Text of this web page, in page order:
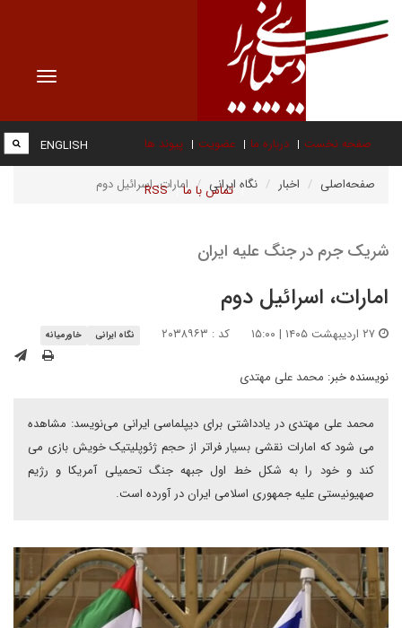
Toggle
صفحه نخست درباره ما عضویت پیوند ها
تماس با ما RSS
ENGLISH
صفحه‌اصلی اخبار نگاه ایرانی امارات، اسرائیل دوم
شریک جرم در جنگ علیه ایران
امارات، اسرائیل دوم
کد : ۲۰۳۸۹۶۳ نگاه ایرانی خاورمیانه
نویسنده خبر: محمد علی مهتدی
محمد علی مهتدی در یادداشتی برای دیپلماسی ایرانی می‌نویسد: مشاهده
می شود که امارات نقشی بسیار فراتر از حجم ژئوپلیتیک خویش بازی می
کند و خود را به شکل خط اول جبهه جنگ تحمیلی آمریکا و رژیم
صهیونیستی علیه جمهوری اسلامی ایران در آورده است.